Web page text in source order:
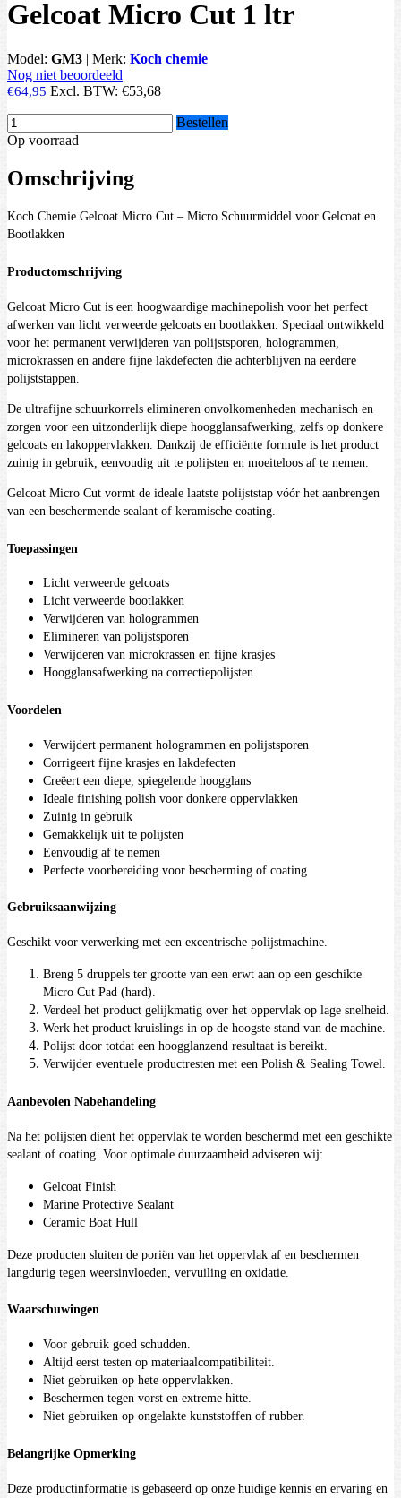
Gelcoat Micro Cut 1 ltr
Model: GM3 | Merk: Koch chemie
Nog niet beoordeeld
€64,95 Excl. BTW: €53,68
Bestellen
Op voorraad
Omschrijving
Koch Chemie Gelcoat Micro Cut – Micro Schuurmiddel voor Gelcoat en
Bootlakken
Productomschrijving
Gelcoat Micro Cut is een hoogwaardige machinepolish voor het perfect
afwerken van licht verweerde gelcoats en bootlakken. Speciaal ontwikkeld
voor het permanent verwijderen van polijstsporen, hologrammen,
microkrassen en andere fijne lakdefecten die achterblijven na eerdere
polijststappen.
De ultrafijne schuurkorrels elimineren onvolkomenheden mechanisch en
zorgen voor een uitzonderlijk diepe hoogglansafwerking, zelfs op donkere
gelcoats en lakoppervlakken. Dankzij de efficiënte formule is het product
zuinig in gebruik, eenvoudig uit te polijsten en moeiteloos af te nemen.
Gelcoat Micro Cut vormt de ideale laatste polijststap vóór het aanbrengen
van een beschermende sealant of keramische coating.
Toepassingen
Licht verweerde gelcoats
Licht verweerde bootlakken
Verwijderen van hologrammen
Elimineren van polijstsporen
Verwijderen van microkrassen en fijne krasjes
Hoogglansafwerking na correctiepolijsten
Voordelen
Verwijdert permanent hologrammen en polijstsporen
Corrigeert fijne krasjes en lakdefecten
Creëert een diepe, spiegelende hoogglans
Ideale finishing polish voor donkere oppervlakken
Zuinig in gebruik
Gemakkelijk uit te polijsten
Eenvoudig af te nemen
Perfecte voorbereiding voor bescherming of coating
Gebruiksaanwijzing
Geschikt voor verwerking met een excentrische polijstmachine.
Breng 5 druppels ter grootte van een erwt aan op een geschikte
Micro Cut Pad (hard).
Verdeel het product gelijkmatig over het oppervlak op lage snelheid.
Werk het product kruislings in op de hoogste stand van de machine.
Polijst door totdat een hoogglanzend resultaat is bereikt.
Verwijder eventuele productresten met een Polish & Sealing Towel.
Aanbevolen Nabehandeling
Na het polijsten dient het oppervlak te worden beschermd met een geschikte
sealant of coating. Voor optimale duurzaamheid adviseren wij:
Gelcoat Finish
Marine Protective Sealant
Ceramic Boat Hull
Deze producten sluiten de poriën van het oppervlak af en beschermen
langdurig tegen weersinvloeden, vervuiling en oxidatie.
Waarschuwingen
Voor gebruik goed schudden.
Altijd eerst testen op materiaalcompatibiliteit.
Niet gebruiken op hete oppervlakken.
Beschermen tegen vorst en extreme hitte.
Niet gebruiken op ongelakte kunststoffen of rubber.
Belangrijke Opmerking
Deze productinformatie is gebaseerd op onze huidige kennis en ervaring en